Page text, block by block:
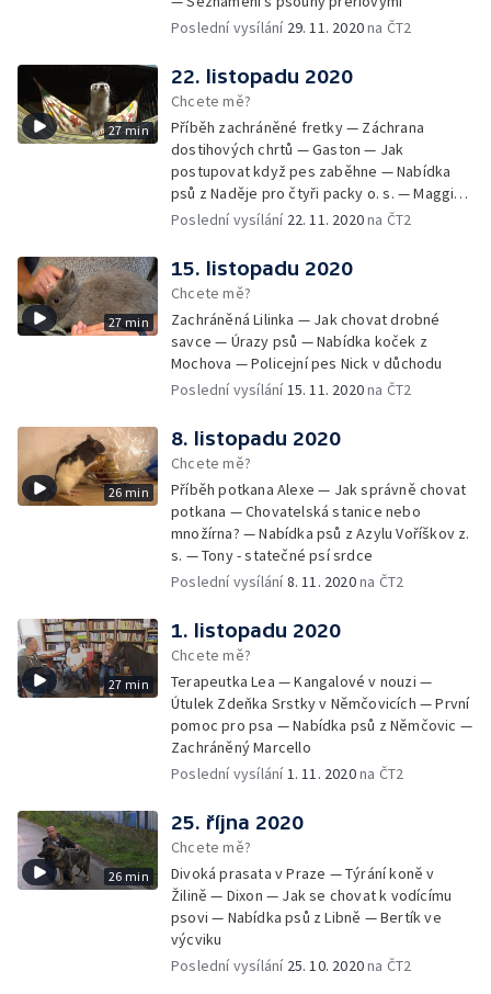
Poslední vysílání 29. 11. 2020na ČT2
27 min
22. listopadu 2020
Chcete mě?
Příběh zachráněné fretky — Záchrana
dostihových chrtů — Gaston — Jak
postupovat když pes zaběhne — Nabídka
psů z Naděje pro čtyři packy o. s. — Maggie -
aktivní stáří v kočárku
Poslední vysílání 22. 11. 2020na ČT2
27 min
15. listopadu 2020
Chcete mě?
Zachráněná Lilinka — Jak chovat drobné
savce — Úrazy psů — Nabídka koček z
Mochova — Policejní pes Nick v důchodu
Poslední vysílání 15. 11. 2020na ČT2
26 min
8. listopadu 2020
Chcete mě?
Příběh potkana Alexe — Jak správně chovat
potkana — Chovatelská stanice nebo
množírna? — Nabídka psů z Azylu Voříškov z.
s. — Tony - statečné psí srdce
Poslední vysílání8. 11. 2020na ČT2
27 min
1. listopadu 2020
Chcete mě?
Terapeutka Lea — Kangalové v nouzi —
Útulek Zdeňka Srstky v Němčovicích — První
pomoc pro psa — Nabídka psů z Němčovic —
Zachráněný Marcello
Poslední vysílání 1. 11. 2020na ČT2
26 min
25. října 2020
Chcete mě?
Divoká prasata v Praze — Týrání koně v
Žilině — Dixon — Jak se chovat k vodícímu
psovi — Nabídka psů z Libně — Bertík ve
výcviku
Poslední vysílání 25. 10. 2020na ČT2